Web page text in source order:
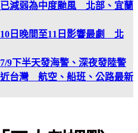
減弱為中度颱風 北部、宜蘭
日晚間至11日影響最劇 北
9下半天發海警、深夜發陸警
台灣 航空、船班、公路最新